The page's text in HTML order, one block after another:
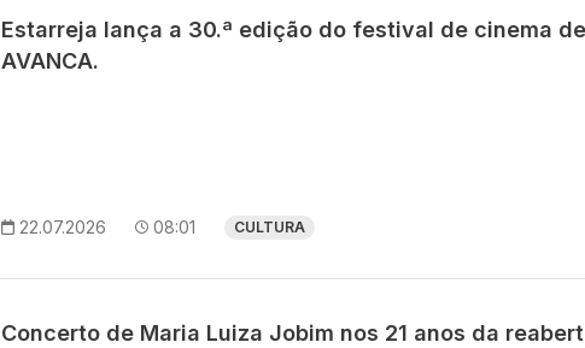
Estarreja lança a 30.ª edição do festival de cinema de
AVANCA.
22.07.2026 08:01 CULTURA
Concerto de Maria Luiza Jobim nos 21 anos da